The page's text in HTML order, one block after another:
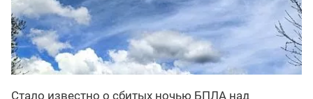
Стало известно о сбитых ночью БПЛА над